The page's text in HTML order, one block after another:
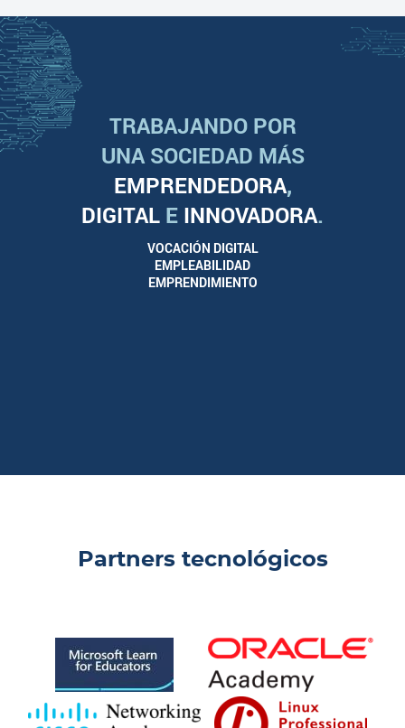
TRABAJANDO POR
UNA SOCIEDAD MÁS
EMPRENDEDORA,
DIGITAL E INNOVADORA.
VOCACIÓN DIGITAL
EMPLEABILIDAD
EMPRENDIMIENTO
Partners tecnológicos